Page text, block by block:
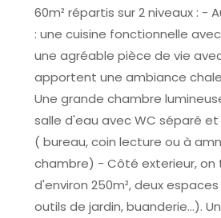
60m² répartis sur 2 niveaux : -
: une cuisine fonctionnelle
une agréable pièce de vie
apportent une ambiance
Une grande chambre
salle d'eau avec WC séparé
( bureau, coin lecture ou à
chambre) - Côté exterieur, on
d'environ 250m², deux
outils de jardin, buanderie...).